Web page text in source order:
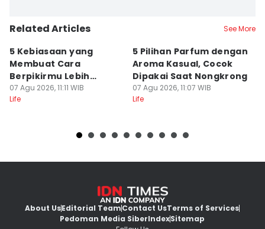
Related Articles See More
5 Kebiasaan yang
Membuat Cara
Berpikirmu Lebih
Fleksibel
07 Agu 2026, 11:11 WIB
Life
5 Pilihan Parfum dengan
Aroma Kasual, Cocok
Dipakai Saat Nongkrong
07 Agu 2026, 11:07 WIB
Life
About UsEditorial TeamContact UsTerms of Services
Pedoman Media SiberIndexSitemap